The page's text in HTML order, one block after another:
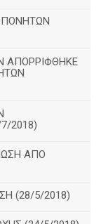
ΑΠΟΡΡΙΦΘΗΚΕ
2018)
ΑΠΟ
(28/5/2018)